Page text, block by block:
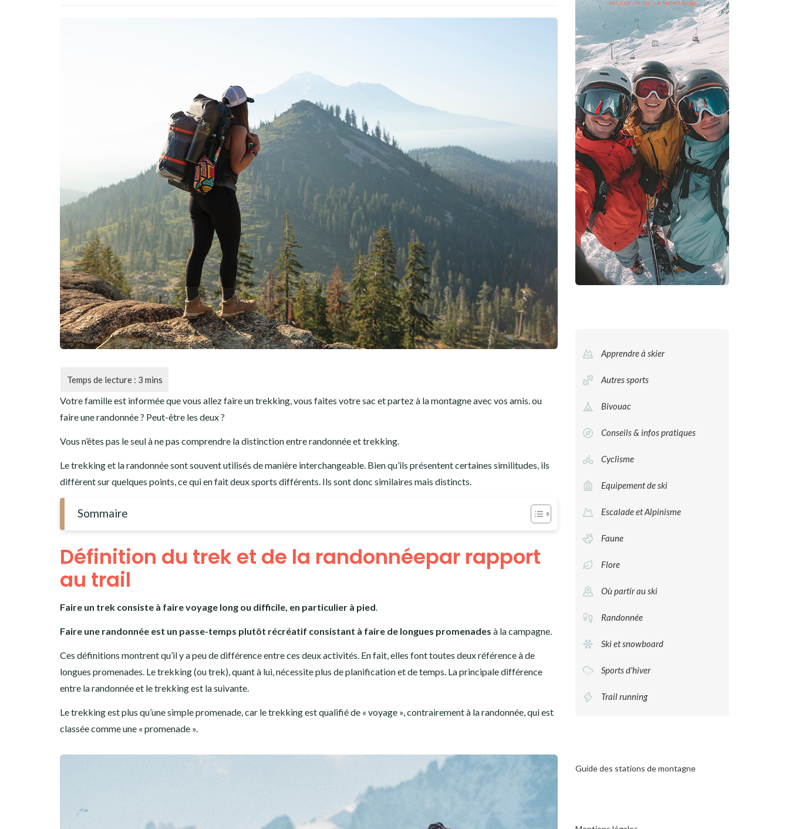
Votre famille est informée que vous allez faire un trekking, vous faites votre sac et partez à la montagne avec vos amis. ou
faire une randonnée ? Peut-être les deux ?
Vous n’êtes pas le seul à ne pas comprendre la distinction entre randonnée et trekking.
Le trekking et la randonnée sont souvent utilisés de manière interchangeable. Bien qu’ils présentent certaines similitudes, ils
diffèrent sur quelques points, ce qui en fait deux sports différents. Ils sont donc similaires mais distincts.
Sommaire
Définition du trek et de la randonnéepar rapport
au trail
Faire un trek consiste à faire voyage long ou difficile, en particulier à pied.
Faire une randonnée est un passe-temps plutôt récréatif consistant à faire de longues promenades à la campagne.
Ces définitions montrent qu’il y a peu de différence entre ces deux activités. En fait, elles font toutes deux référence à de
longues promenades. Le trekking (ou trek), quant à lui, nécessite plus de planification et de temps. La principale différence
entre la randonnée et le trekking est la suivante.
Le trekking est plus qu’une simple promenade, car le trekking est qualifié de « voyage », contrairement à la randonnée, qui est
classée comme une « promenade ».
Apprendre à skier
Autres sports
Bivouac
Conseils & infos pratiques
Cyclisme
Equipement de ski
Escalade et Alpinisme
Faune
Flore
Où partir au ski
Randonnée
Ski et snowboard
Sports d'hiver
Trail running
Guide des stations de montagne